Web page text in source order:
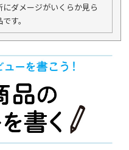
にダメージがいくらか見ら
す。